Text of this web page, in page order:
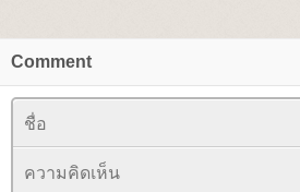
Comment